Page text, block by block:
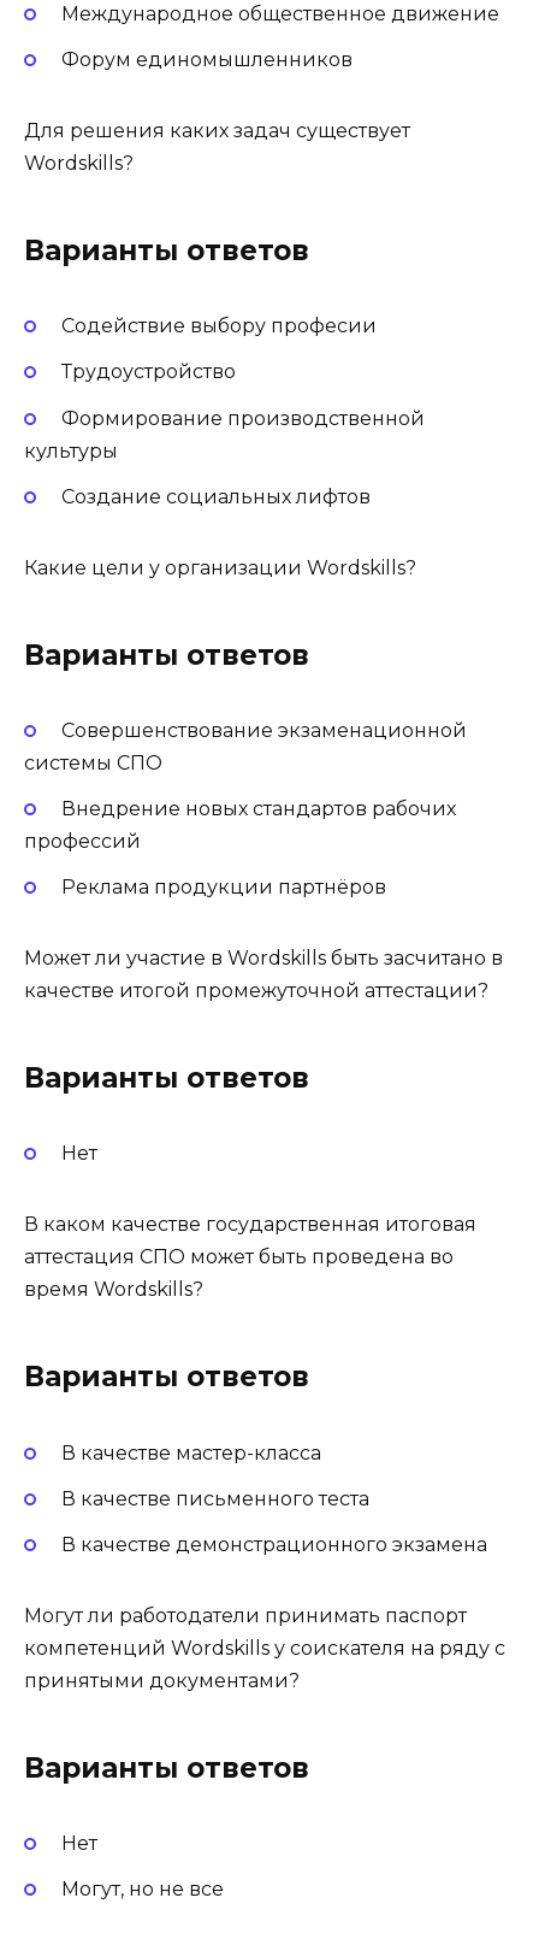
Международное общественное движение
Форум единомышленников
Для решения каких задач существует
Wordskills?
Варианты ответов
Содействие выбору професии
Трудоустройство
Формирование производственной
культуры
Создание социальных лифтов
Какие цели у организации Wordskills?
Варианты ответов
Совершенствование экзаменационной
системы СПО
Внедрение новых стандартов рабочих
профессий
Реклама продукции партнёров
Может ли участие в Wordskills быть засчитано в
качестве итогой промежуточной аттестации?
Варианты ответов
Нет
В каком качестве государственная итоговая
аттестация СПО может быть проведена во
время Wordskills?
Варианты ответов
В качестве мастер-класса
В качестве письменного теста
В качестве демонстрационного экзамена
Могут ли работодатели принимать паспорт
компетенций Wordskills у соискателя на ряду с
принятыми документами?
Варианты ответов
Нет
Могут, но не все